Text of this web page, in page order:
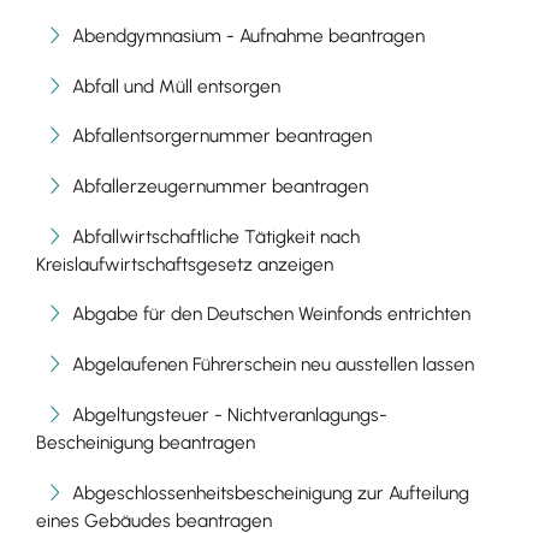
Abendgymnasium - Aufnahme beantragen
Abfall und Müll entsorgen
Abfallentsorgernummer beantragen
Abfallerzeugernummer beantragen
Abfallwirtschaftliche Tätigkeit nach
Kreislaufwirtschaftsgesetz anzeigen
Abgabe für den Deutschen Weinfonds entrichten
Abgelaufenen Führerschein neu ausstellen lassen
Abgeltungsteuer - Nichtveranlagungs-
Bescheinigung beantragen
Abgeschlossenheitsbescheinigung zur Aufteilung
eines Gebäudes beantragen